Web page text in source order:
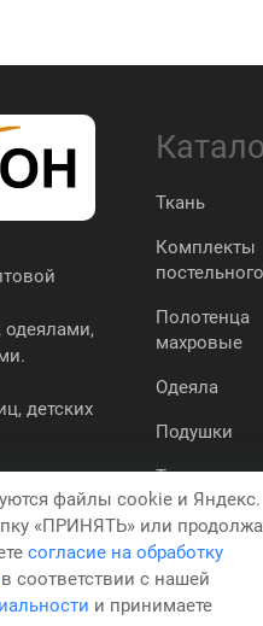
одеялами,
детских
Ткань
Комплекты
Полотенца
махровые
Одеяла
Подушки
Трикотаж
простыни,
наволочки,
файлы cookie и Яндекс.
«ПРИНЯТЬ» или
согласие на обработку
в соответствии с нашей
и принимаете